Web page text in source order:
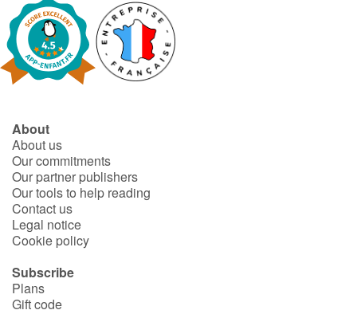
About
About us
Our commitments
Our partner publishers
Our tools to help reading
Contact us
Legal notice
Cookie policy
Subscribe
Plans
Gift code